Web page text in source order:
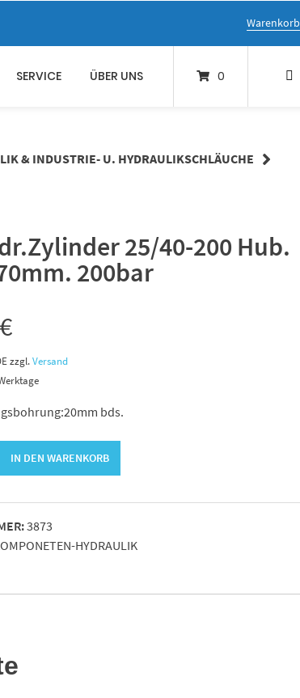
Warenkorb
SERVICE ÜBER UNS 0
& INDUSTRIE- U. HYDRAULIKSCHLÄUCHE
25/40-200 Hub.
200bar
€
zzgl.Versand
bds.
IN DEN WARENKORB
3873
HYDRAULIK